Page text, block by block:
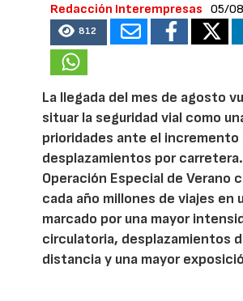
Redacción Interempresas 05/
812
La llegada del mes de agosto
situar la seguridad vial como
prioridades ante el incremento
desplazamientos por
Operación Especial de Verano
cada año millones de viajes en
marcado por una mayor
circulatoria, desplazamientos
distancia y una mayor